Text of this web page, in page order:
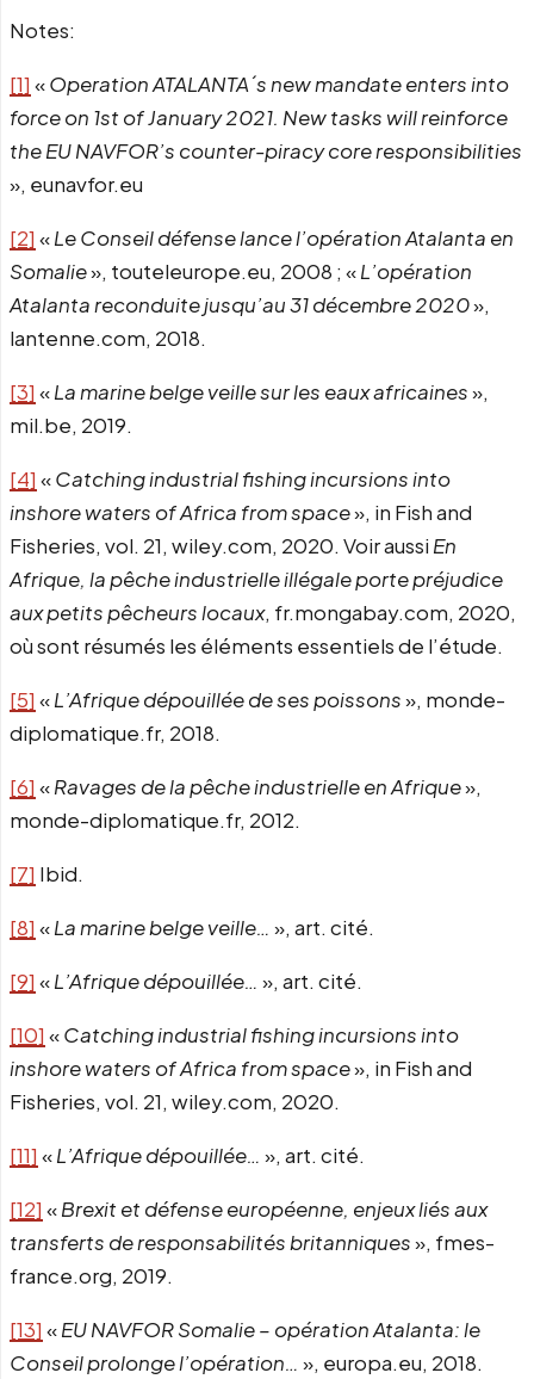
Notes:
[1] «Operation ATALANTA´s new mandate enters into
force on 1st of January 2021. New tasks will reinforce
the EU NAVFOR’s counter-piracy core responsibilities
», eunavfor.eu
[2] «Le Conseil défense lance l’opération Atalanta en
Somalie», touteleurope.eu, 2008 ; «L’opération
Atalanta reconduite jusqu’au 31 décembre 2020»,
lantenne.com, 2018.
[3] «La marine belge veille sur les eaux africaines»,
mil.be, 2019.
[4] «Catching industrial fishing incursions into
inshore waters of Africa from space», in Fish and
Fisheries, vol. 21, wiley.com, 2020. Voir aussi En
Afrique, la pêche industrielle illégale porte préjudice
aux petits pêcheurs locaux, fr.mongabay.com, 2020,
où sont résumés les éléments essentiels de l’étude.
[5] «L’Afrique dépouillée de ses poissons», monde-
diplomatique.fr, 2018.
[6] «Ravages de la pêche industrielle en Afrique»,
monde-diplomatique.fr, 2012.
[7] Ibid.
[8] «La marine belge veille… », art. cité.
[9] «L’Afrique dépouillée… », art. cité.
[10] «Catching industrial fishing incursions into
inshore waters of Africa from space», in Fish and
Fisheries, vol. 21, wiley.com, 2020.
[11] «L’Afrique dépouillée… », art. cité.
[12] «Brexit et défense européenne, enjeux liés aux
transferts de responsabilités britanniques», fmes-
france.org, 2019.
[13] «EU NAVFOR Somalie – opération Atalanta: le
Conseil prolonge l’opération… », europa.eu, 2018.